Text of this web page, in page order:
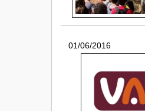
01/06/2016